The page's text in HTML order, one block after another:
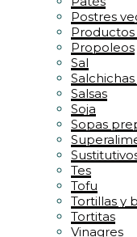
Postres
Propoleos
Sal
Salsas
Soja
Sopas
Tes
Tofu
Tortillas y
Tortitas
Vinagres